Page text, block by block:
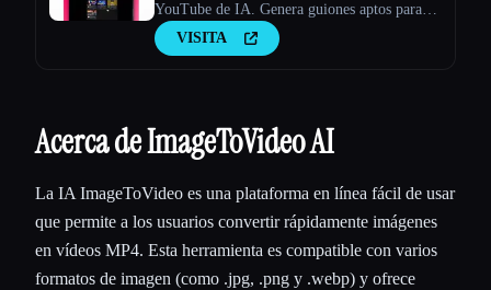
YouTube de IA. Genera guiones aptos para
hacer virus, nuevas ideas de vídeo y contenido
atractivo en cuestión de minutos.
VISITA
Acerca de ImageToVideo AI
La IA ImageToVideo es una plataforma en línea fácil de usar
que permite a los usuarios convertir rápidamente imágenes
en vídeos MP4. Esta herramienta es compatible con varios
formatos de imagen (como .jpg, .png y .webp) y ofrece